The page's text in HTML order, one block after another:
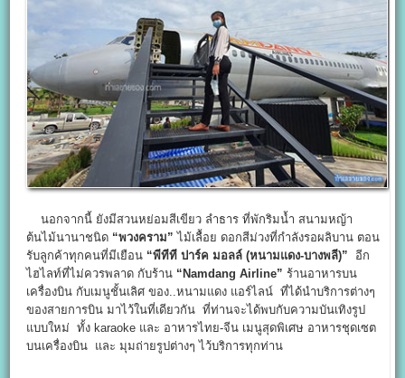
นอกจากนี้ ยังมีสวนหย่อมสีเขียว ลำธาร ที่พักริมน้ำ สนามหญ้า
ต้นไม้นานาชนิด “พวงคราม” ไม้เลื้อย ดอกสีม่วงที่กำลังรอผลิบาน ตอน
รับลูกค้าทุกคนที่มีเยือน “พีทีที ปาร์ค มอลล์ (หนามแดง-บางพลี)” อีก
ไฮไลท์ที่ไม่ควรพลาด กับร้าน “Namdang Airline” ร้านอาหารบน
เครื่องบิน กับเมนูชั้นเลิศ ของ..หนามแดง แอร์ไลน์ ที่ได้นำบริการต่างๆ
ของสายการบิน มาไว้ในที่เดียวกัน ​ที่ท่านจะได้พบกับความบันเทิงรูป
แบบใหม่ ทั้ง karaoke และ อาหารไทย-จีน ​เมนูสุดพิเศษ อาหารชุดเซต
บนเครื่องบิน และ มุมถ่ายรูปต่างๆ ไว้บริการทุกท่าน